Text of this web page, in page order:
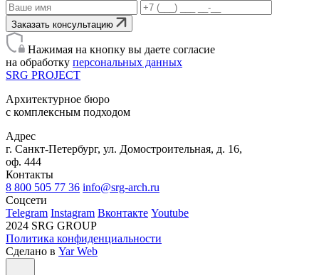
Заказать консультацию
Нажимая на кнопку вы даете согласие
на обработку персональных данных
SRG PROJECT
Архитектурное бюро
с комплексным подходом
Адрес
г. Санкт-Петербург, ул. Домостроительная, д. 16,
оф. 444
Контакты
8 800 505 77 36 info@srg-arch.ru
Соцсети
Telegram Instagram Вконтакте Youtube
2024 SRG GROUP
Политика конфиденциальности
Сделано в Yar Web